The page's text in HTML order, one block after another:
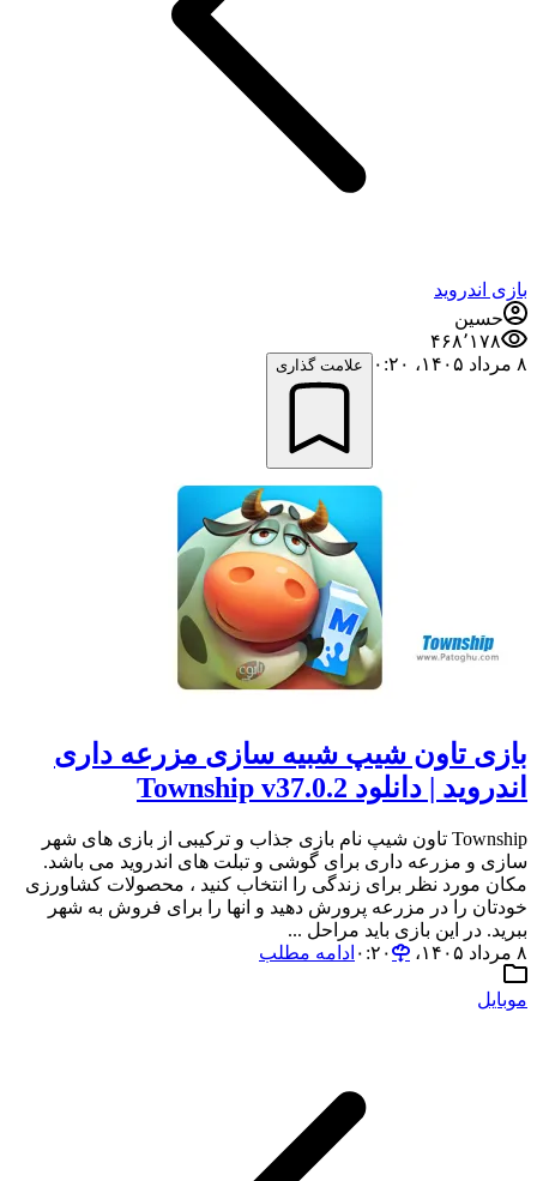
بازی اندروید
حسین
۴۶۸٬۱۷۸
۸ مرداد ۱۴۰۵،‏ ۰:۲۰
علامت گذاری
بازی تاون شیپ شبیه سازی مزرعه داری
اندروید | دانلود Township v37.0.2
Township تاون شیپ نام بازی جذاب و ترکیبی از بازی های شهر
سازی و مزرعه داری برای گوشی و تبلت های اندروید می باشد.
مکان مورد نظر برای زندگی را انتخاب کنید ، محصولات کشاورزی
خودتان را در مزرعه پرورش دهید و انها را برای فروش به شهر
ببرید. در این بازی باید مراحل ...
۸ مرداد ۱۴۰۵،‏ ۰:۲۰
ادامه مطلب
موبایل